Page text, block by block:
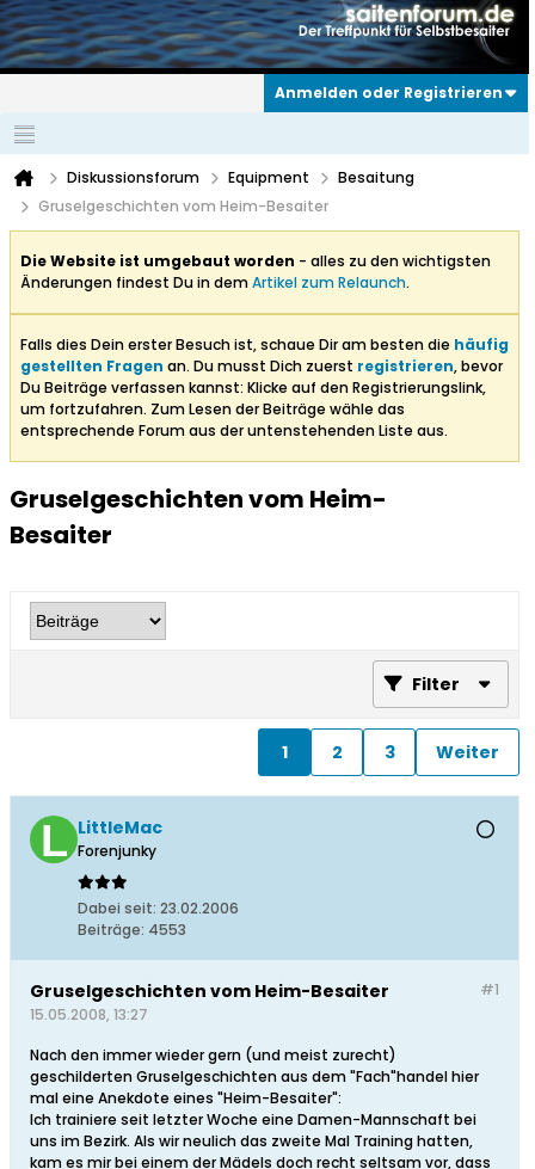
Anmelden oder Registrieren
Diskussionsforum Equipment
Besaitung
Gruselgeschichten vom Heim-Besaiter
Die Website ist umgebaut worden - alles zu den wichtigsten
Änderungen findest Du in demArtikel zum Relaunch.
Falls dies Dein erster Besuch ist, schaue Dir am besten die häufig
gestellten Fragen an. Du musst Dich zuerst registrieren, bevor
Du Beiträge verfassen kannst: Klicke auf den Registrierungslink,
um fortzufahren. Zum Lesen der Beiträge wähle das
entsprechende Forum aus der untenstehenden Liste aus.
Gruselgeschichten vom Heim-
Besaiter
Filter
1 2 3 Weiter
LittleMac
Forenjunky
Dabei seit: 23.02.2006
Beiträge: 4553
#1
Gruselgeschichten vom Heim-Besaiter
15.05.2008, 13:27
Nach den immer wieder gern (und meist zurecht)
geschilderten Gruselgeschichten aus dem "Fach"handel hier
mal eine Anekdote eines "Heim-Besaiter":
Ich trainiere seit letzter Woche eine Damen-Mannschaft bei
uns im Bezirk. Als wir neulich das zweite Mal Training hatten,
kam es mir bei einem der Mädels doch recht seltsam vor, dass